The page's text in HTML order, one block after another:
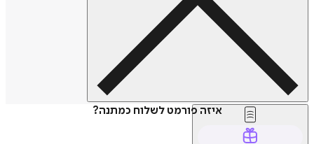
איזה פורמט לשלוח כמתנה?